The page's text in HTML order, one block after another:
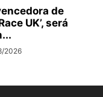
de
UK’, será
2026